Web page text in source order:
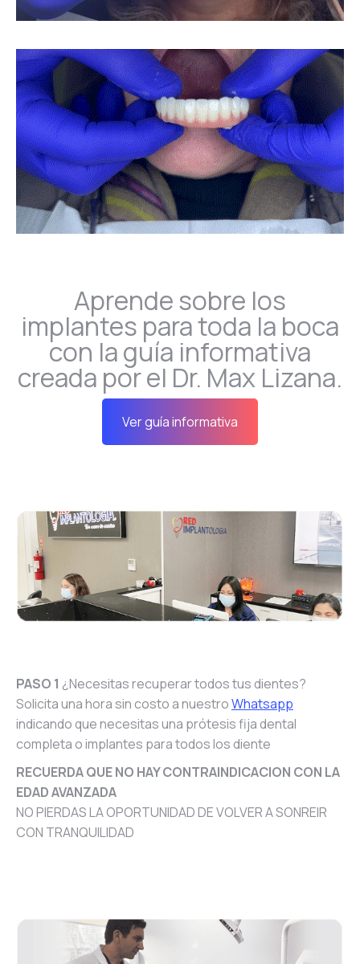
Aprende sobre los
implantes para toda la boca
con la guía informativa
creada por el Dr. Max Lizana.
Ver guía informativa
PASO 1 ¿Necesitas recuperar todos tus dientes?
Solicita una hora sin costo a nuestroWhatsapp
indicando que necesitas una prótesis fija dental
completa o implantes para todos los diente
RECUERDA QUE NO HAY CONTRAINDICACION CON LA
EDAD AVANZADA
NO PIERDAS LA OPORTUNIDAD DE VOLVER A SONREIR
CON TRANQUILIDAD